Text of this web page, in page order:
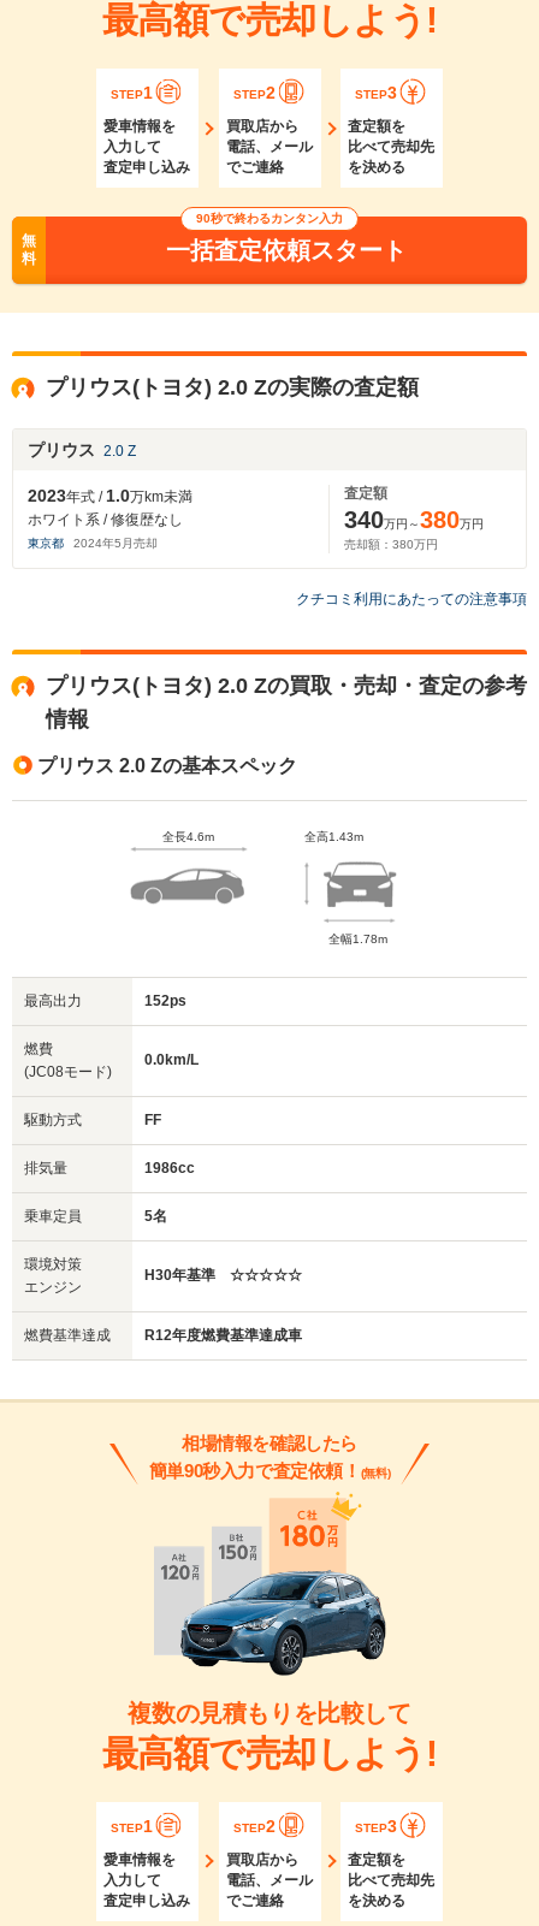
最高額で売却しよう!
STEP1
愛車情報を
入力して
査定申し込み
STEP2
買取店から
電話、メール
でご連絡
STEP3
査定額を
比べて売却先
を決める
無
料
90秒で終わるカンタン入力
一括査定依頼スタート
プリウス(トヨタ) 2.0 Zの実際の査定額
プリウス 2.0 Z
2023年式 /1.0万km未満
ホワイト系 / 修復歴なし
東京都 2024年5 月売却
査定額
340万円～380万円
売却額： 380万円
クチコミ利用にあたっての注意事項
プリウス(トヨタ) 2.0 Zの買取・売却・査定の参考
情報
プリウス 2.0 Zの基本スペック
全長4.6m 全高1.43m
全幅1.78m
最高出力 152ps
燃費
(JC08モード)
0.0km/L
駆動方式 FF
排気量 1986cc
乗車定員 5名
環境対策
エンジン
H30年基準 ☆☆☆☆☆
燃費基準達成 R12年度燃費基準達成車
相場情報を確認したら
簡単90秒入力で査定依頼！ (無料)
複数の見積もりを比較して
最高額で売却しよう!
STEP1
愛車情報を
入力して
査定申し込み
STEP2
買取店から
電話、メール
でご連絡
STEP3
査定額を
比べて売却先
を決める